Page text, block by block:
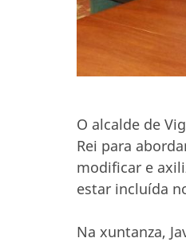
O alcalde de
Rei para
modificar e
estar incluída
Na xuntanza,